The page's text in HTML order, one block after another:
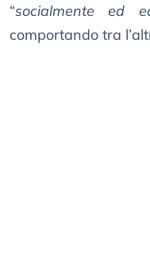
“socialmente ed
comportando tra